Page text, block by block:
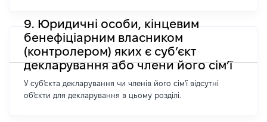
9. Юридичні особи, кінцевим
бенефіціарним власником
(контролером) яких є суб’єкт
декларування або члени його сім’ї
У суб'єкта декларування чи членів його сім'ї відсутні
об'єкти для декларування в цьому розділі.